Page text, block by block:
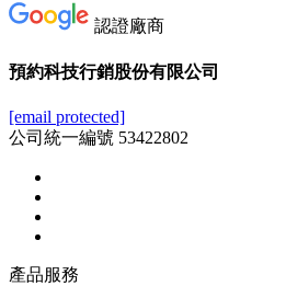
認證廠商
預約科技行銷股份有限公司
[email protected]
公司統一編號 53422802
產品服務